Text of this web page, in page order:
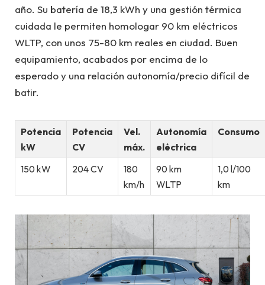
año. Su batería de 18,3 kWh y una gestión térmica
cuidada le permiten homologar 90 km eléctricos
WLTP, con unos 75-80 km reales en ciudad. Buen
equipamiento, acabados por encima de lo
esperado y una relación autonomía/precio difícil de
batir.
Potencia
kW
Potencia
CV
Vel.
máx.
Autonomía
eléctrica
Consumo
150 kW 204 CV
180
km/h
90 km
WLTP
1,0 l/100
km